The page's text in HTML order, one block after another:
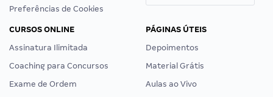
Preferências de Cookies
CURSOS ONLINE
Assinatura Ilimitada
Coaching para Concursos
Exame de Ordem
PÁGINAS ÚTEIS
Depoimentos
Material Grátis
Aulas ao Vivo